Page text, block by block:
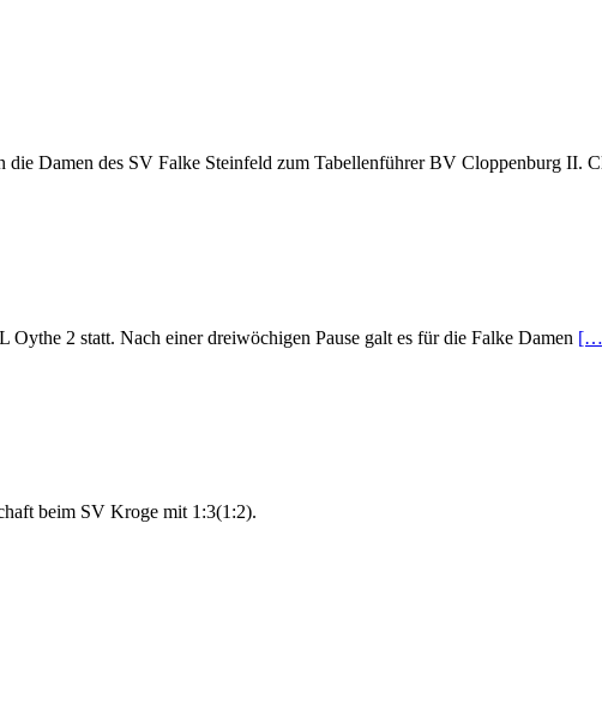
Damen des SV Falke Steinfeld zum Tabellenführer BV Cloppenburg II.
2 statt. Nach einer dreiwöchigen Pause galt es für die Falke Damen
beim SV Kroge mit 1:3(1:2).